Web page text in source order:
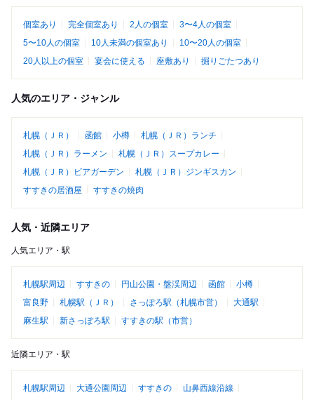
個室あり 完全個室あり 2人の個室
3〜4人の個室
5〜10人の個室
10人未満の個室あり
10〜20人の個室
20人以上の個室
宴会に使える 座敷あり 掘りごたつあり
人気のエリア・ジャンル
札幌（ＪＲ） 函館 小樽
札幌（ＪＲ）ランチ
札幌（ＪＲ）ラーメン
札幌（ＪＲ）スープカレー
札幌（ＪＲ）ビアガーデン
札幌（ＪＲ）ジンギスカン
すすきの居酒屋
すすきの焼肉
人気・近隣エリア
人気エリア・駅
札幌駅周辺 すすきの 円山公園・盤渓周辺 函館
小樽
富良野
札幌駅（ＪＲ） さっぽろ駅（札幌市営）
大通駅
麻生駅
新さっぽろ駅 すすきの駅（市営）
近隣エリア・駅
札幌駅周辺 大通公園周辺 すすきの
山鼻西線沿線